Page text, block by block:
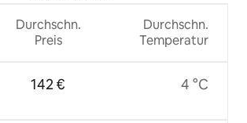
Durchschn.
Preis
142 €
Durchschn.
Temperatur
4 °C